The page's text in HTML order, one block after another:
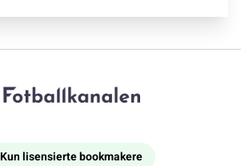
Kun lisensierte bookmakere